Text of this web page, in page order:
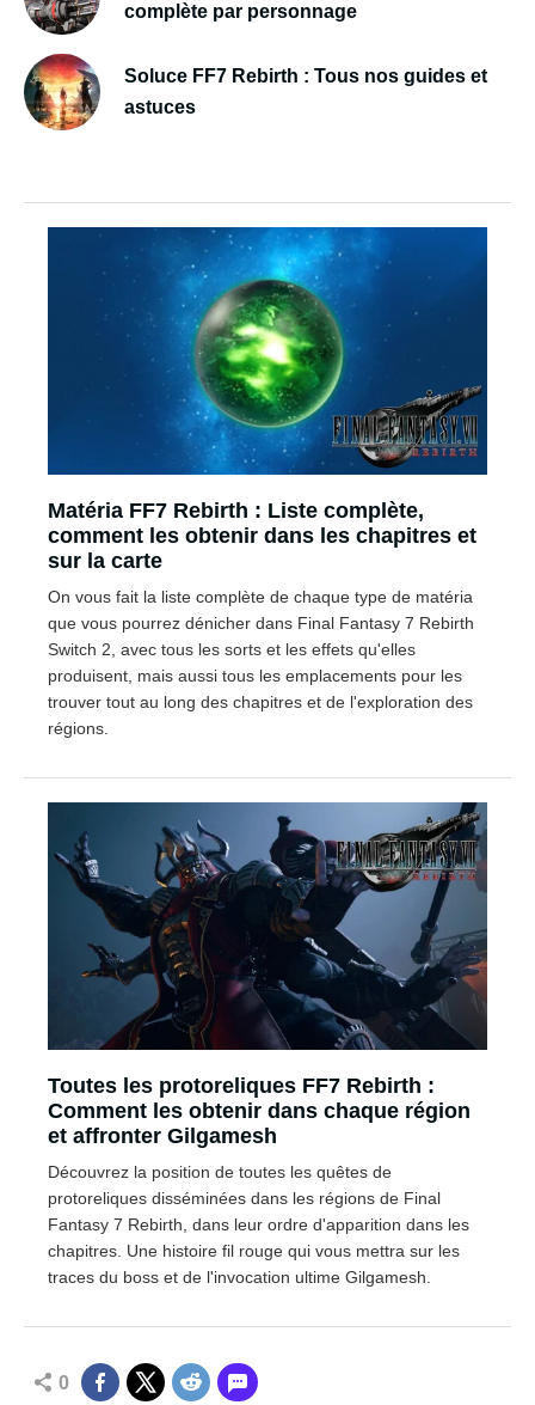
complète par personnage
Soluce FF7 Rebirth : Tous nos guides et
astuces
Matéria FF7 Rebirth : Liste complète,
comment les obtenir dans les chapitres et
sur la carte
On vous fait la liste complète de chaque type de matéria
que vous pourrez dénicher dans Final Fantasy 7 Rebirth
Switch 2, avec tous les sorts et les effets qu'elles
produisent, mais aussi tous les emplacements pour les
trouver tout au long des chapitres et de l'exploration des
régions.
Toutes les protoreliques FF7 Rebirth :
Comment les obtenir dans chaque région
et affronter Gilgamesh
Découvrez la position de toutes les quêtes de
protoreliques disséminées dans les régions de Final
Fantasy 7 Rebirth, dans leur ordre d'apparition dans les
chapitres. Une histoire fil rouge qui vous mettra sur les
traces du boss et de l'invocation ultime Gilgamesh.
0